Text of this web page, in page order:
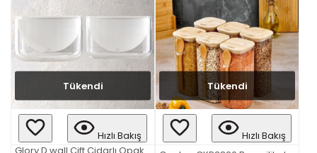
Tükendi
Hızlı Bakış
Tükendi
Hızlı Bakış